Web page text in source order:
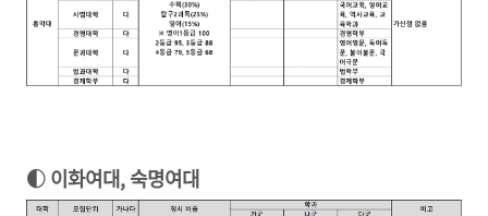
◐ 이화여대, 숙명여대